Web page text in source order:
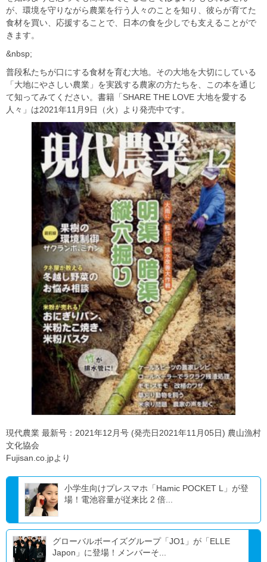
が、環境を守りながら農業を行う人々のことを知り、彼らが育てた
食材を買い、応援することで、日本の食を少しでも支えることがで
きます。
&nbsp;
普段私たちが口にする食材を育む大地。その大地を大切にしている
「大地にやさしい農業」を実践する農家の方たちを、この本を通じ
て知ってみてください。書籍「SHARE THE LOVE 大地を愛する
人々」は2021年11月9日（火）より発売中です。
現代農業 最新号：2021年12月号 (発売日2021年11月05日) 農山漁村
文化協会
Fujisan.co.jpより
小学生向けプレスマホ「Hamic POCKET L」が登
場！電池容量が従来比 2 倍...
グローバルボーイズグループ「JO1」が「ELLE
Japon」に登場！メンバーそ...